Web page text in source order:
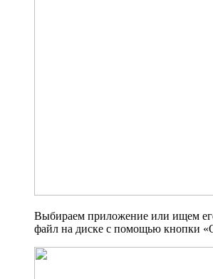
Выбираем приложение или ищем
файл на диске с помощью кнопки